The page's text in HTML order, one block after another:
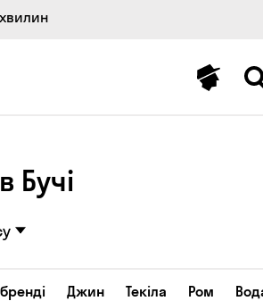
Бучі
Джин Текіла Ром